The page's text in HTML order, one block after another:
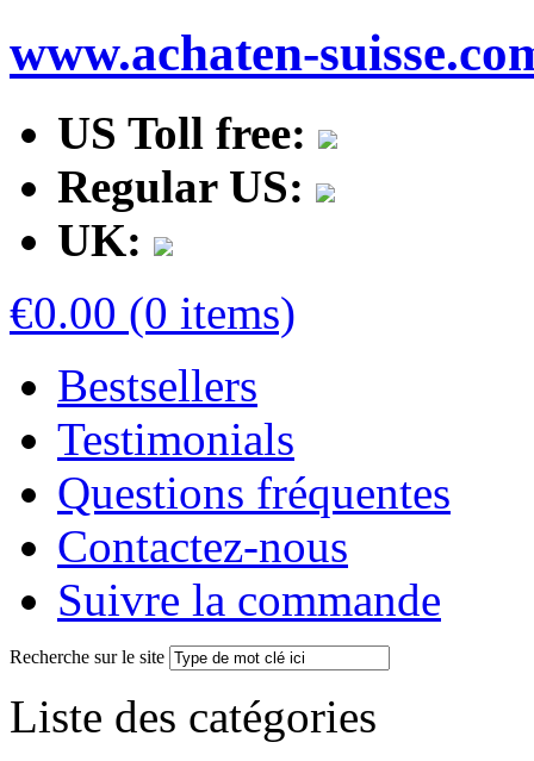
www.achaten-
US Toll free:
Regular US:
UK:
€0.00 (0 items)
Bestsellers
Testimonials
Questions fréquentes
Contactez-nous
Suivre la commande
Recherche sur le site
Liste des catégories